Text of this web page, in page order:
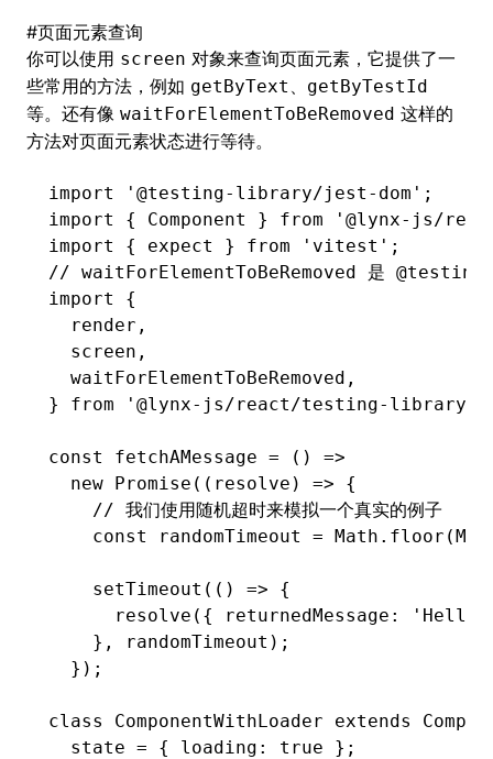
#页面元素查询
你可以使用 screen 对象来查询页面元素，它提供了一
些常用的方法，例如 getByText 、 getByTestId
等。还有像 waitForElementToBeRemoved 这样的
方法对页面元素状态进行等待。
import '@testing-library/jest-dom' ;
import
{ Component } from '@lynx-js/
import
{ expect } from 'vitest' ;
// waitForElementToBeRemoved 是 @testing-
import
{
  render
,
  screen
,
  waitForElementToBeRemoved
,
} from '@lynx-js/react/testing-library'
const fetchAMessage = () =>
  new
Promise ((resolve) => {
    // 我们使用随机超时来模拟一个真实的例子
    const
randomTimeout = Math .floor (
    setTimeout
(() => {
      resolve
({ returnedMessage :
'Hello
    }
,
randomTimeout);
  });
class ComponentWithLoader extends
  state
= { loading : true };